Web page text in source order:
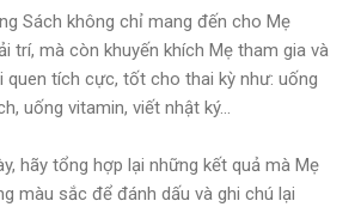
Sách không chỉ mang đến cho Mẹ
trí, mà còn khuyến khích Mẹ tham gia và
quen tích cực, tốt cho thai kỳ như: uống
uống vitamin, viết nhật ký...
hãy tổng hợp lại những kết quả mà Mẹ
màu sắc để đánh dấu và ghi chú lại